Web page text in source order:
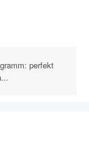
perfekt